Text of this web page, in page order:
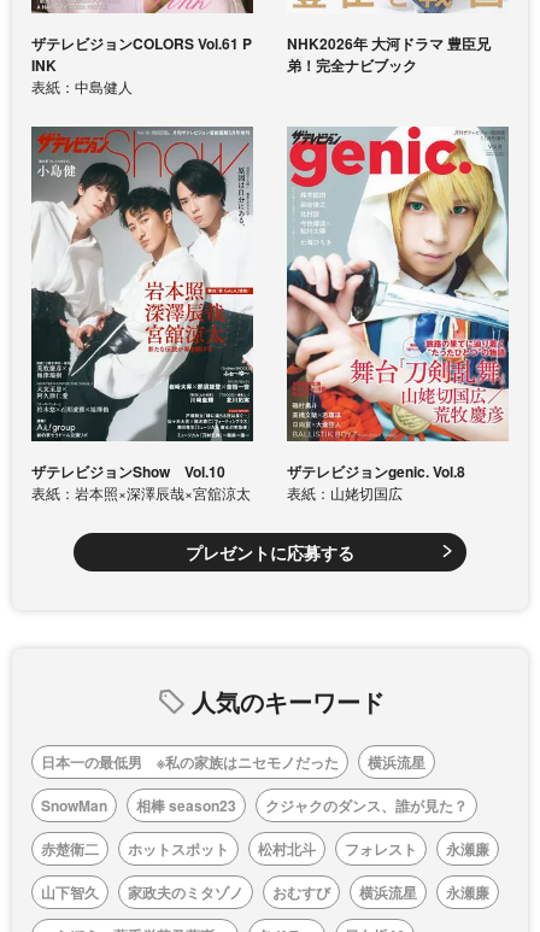
ザテレビジョンCOLORS Vol.61 P
INK
表紙：中島健人
NHK2026年 大河ドラマ 豊臣兄
弟！完全ナビブック
ザテレビジョンShow Vol.10
表紙：岩本照×深澤辰哉×宮舘涼太
ザテレビジョンgenic. Vol.8
表紙：山姥切国広
プレゼントに応募する
人気のキーワード
日本一の最低男 ※私の家族はニセモノだった
横浜流星
SnowMan
相棒 season23
クジャクのダンス、誰が見た？
赤楚衛二
ホットスポット 松村北斗 フォレスト
永瀬廉
山下智久
家政夫のミタゾノ おむすび 横浜流星
永瀬廉